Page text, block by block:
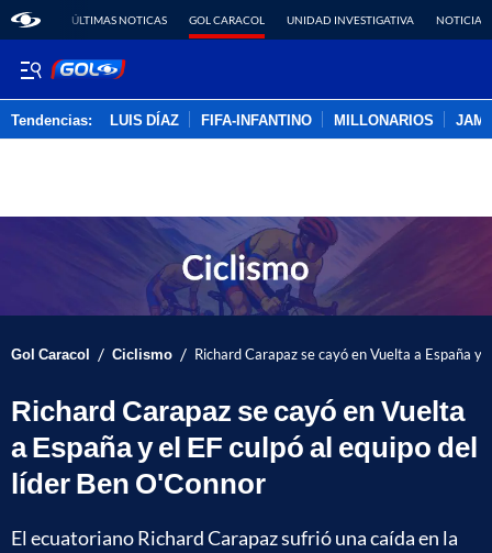
ÚLTIMAS NOTICAS GOL CARACOL UNIDAD INVESTIGATIVA NOTICIAS
Tendencias: LUIS DÍAZ FIFA-INFANTINO MILLONARIOS
Gol Caracol / Ciclismo / Richard Carapaz se cayó en Vuelta a España y
Richard Carapaz se cayó en Vuelta
a España y el EF culpó al equipo del
líder Ben O'Connor
El ecuatoriano Richard Carapaz sufrió una caída en la